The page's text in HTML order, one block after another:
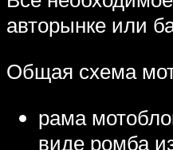
авторынке или
Общая схема
рама
виде ромба